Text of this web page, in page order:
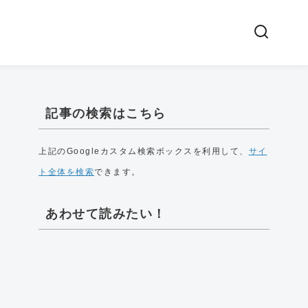
記事の検索はこちら
上記のGoogleカスタム検索ボックスを利用して、 サイ
ト全体を検索できます。
あわせて読みたい！